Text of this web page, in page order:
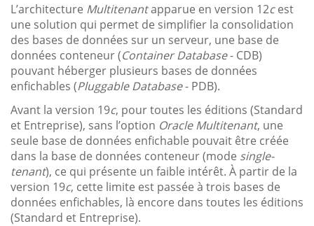
L’architecture Multitenantapparue en version 12cest
une solution qui permet de simplifier la consolidation
des bases de données sur un serveur, une base de
données conteneur (Container Database- CDB)
pouvant héberger plusieurs bases de données
enfichables (Pluggable Database- PDB).
Avant la version 19c, pour toutes les éditions (Standard
et Entreprise), sans l’option Oracle Multitenant, une
seule base de données enfichable pouvait être créée
dans la base de données conteneur (mode single-
tenant), ce qui présente un faible intérêt. À partir de la
version 19c, cette limite est passée à trois bases de
données enfichables, là encore dans toutes les éditions
(Standard et Entreprise).